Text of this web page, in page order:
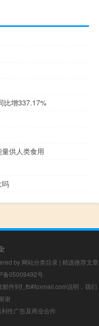
比增337.17%
供人类食用
吗
by 网站分类目录 | 精选推荐文章
备05009492号
件到f_fb#foxmail.com说明，我们
谢
性广告及商业合作